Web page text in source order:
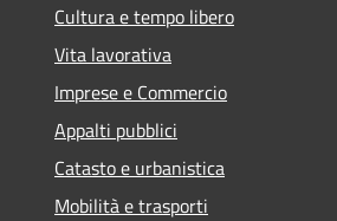
Cultura e tempo libero
Vita lavorativa
Imprese e Commercio
Appalti pubblici
Catasto e urbanistica
Mobilità e trasporti